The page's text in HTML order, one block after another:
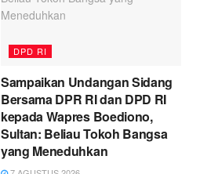
DPD RI
Sampaikan Undangan Sidang
Bersama DPR RI dan DPD RI
kepada Wapres Boediono,
Sultan: Beliau Tokoh Bangsa
yang Meneduhkan